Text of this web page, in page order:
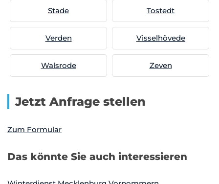
Stade Tostedt
Verden Visselhövede
Walsrode Zeven
Jetzt Anfrage stellen
Zum Formular
Das könnte Sie auch interessieren